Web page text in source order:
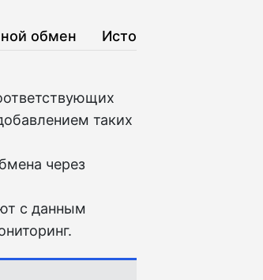
обмен История
таких
через
с данным